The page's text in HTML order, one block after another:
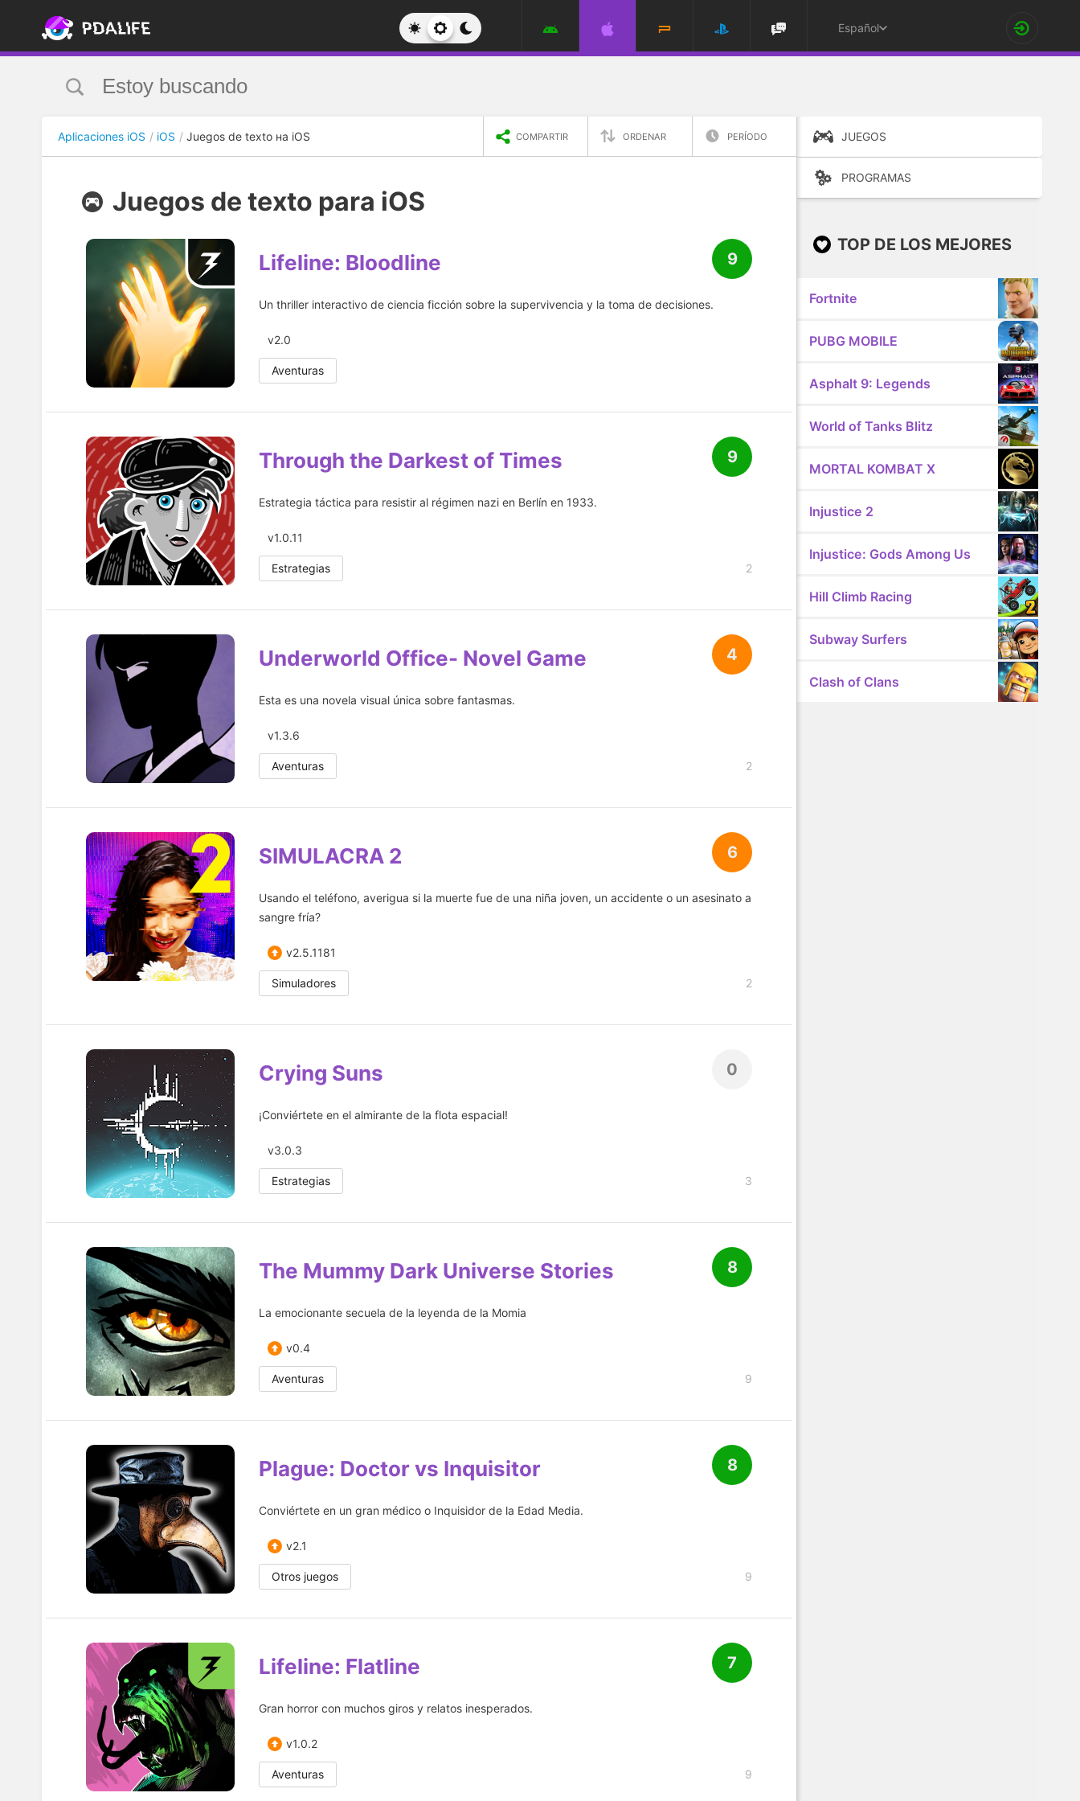
Español
Aplicaciones iOS iOS Juegos de texto на iOS COMPARTIR ORDENAR PERÍODO
Juegos de texto para iOS
9
Lifeline: Bloodline
Un thriller interactivo de ciencia ficción sobre la supervivencia y la toma de decisiones.
v2.0
Aventuras
9
Through the Darkest of Times
Estrategia táctica para resistir al régimen nazi en Berlín en 1933.
v1.0.11
Estrategias 2
4
Underworld Office- Novel Game
Esta es una novela visual única sobre fantasmas.
v1.3.6
Aventuras 2
6
SIMULACRA 2
Usando el teléfono, averigua si la muerte fue de una niña joven, un accidente o un asesinato a
sangre fría?
v2.5.1181
Simuladores 2
0
Crying Suns
¡Conviértete en el almirante de la flota espacial!
v3.0.3
Estrategias 3
8
The Mummy Dark Universe Stories
La emocionante secuela de la leyenda de la Momia
v0.4
Aventuras 9
8
Plague: Doctor vs Inquisitor
Conviértete en un gran médico o Inquisidor de la Edad Media.
v2.1
Otros juegos 9
7
Lifeline: Flatline
Gran horror con muchos giros y relatos inesperados.
v1.0.2
Aventuras 9
JUEGOS
PROGRAMAS
TOP DE LOS MEJORES
Fortnite
PUBG MOBILE
Asphalt 9: Legends
World of Tanks Blitz
MORTAL KOMBAT X
Injustice 2
Injustice: Gods Among Us
Hill Climb Racing
Subway Surfers
Clash of Clans